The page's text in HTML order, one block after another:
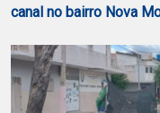
canal no bairro Nova